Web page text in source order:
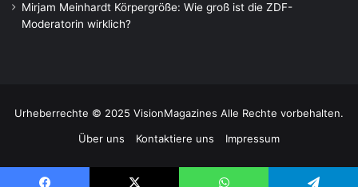
Mirjam Meinhardt Körpergröße: Wie groß ist die ZDF-
Moderatorin wirklich?
Urheberrechte © 2025 VisionMagazines Alle Rechte vorbehalten.
Über uns
Kontaktiere uns Impressum